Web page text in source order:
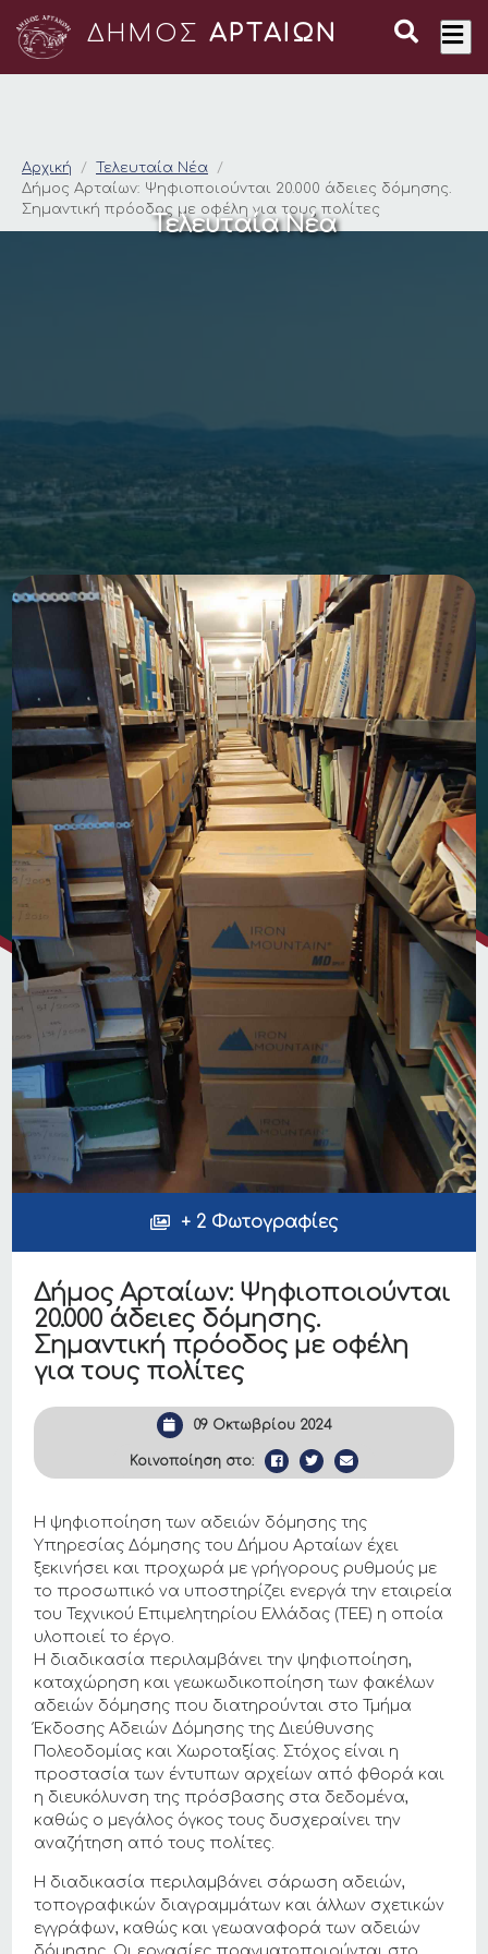
ΔΗΜΟΣ ΑΡΤΑΙΩΝ
Δήμος Αρταίων:
Αρχική
Τελευταία Νέα
Δήμος Αρταίων: Ψηφιοποιούνται 20.000 άδειες δόμησης.
Σημαντική πρόοδος με οφέλη για τους πολίτες
Τελευταία Νέα
+ 2 Φωτογραφίες
Δήμος Αρταίων: Ψηφιοποιούνται
20.000 άδειες δόμησης.
Σημαντική πρόοδος με οφέλη
για τους πολίτες
09 Οκτωβρίου 2024
Κοινοποίηση στο:
Η ψηφιοποίηση των αδειών δόμησης της
Υπηρεσίας Δόμησης του Δήμου Αρταίων έχει
ξεκινήσει και προχωρά με γρήγορους ρυθμούς με
το προσωπικό να υποστηρίζει ενεργά την εταιρεία
του Τεχνικού Επιμελητηρίου Ελλάδας (ΤΕΕ) η οποία
υλοποιεί το έργο.
Η διαδικασία περιλαμβάνει την ψηφιοποίηση,
καταχώρηση και γεωκωδικοποίηση των φακέλων
αδειών δόμησης που διατηρούνται στο Τμήμα
Έκδοσης Αδειών Δόμησης της Διεύθυνσης
Πολεοδομίας και Χωροταξίας. Στόχος είναι η
προστασία των έντυπων αρχείων από φθορά και
η διευκόλυνση της πρόσβασης στα δεδομένα,
καθώς ο μεγάλος όγκος τους δυσχεραίνει την
αναζήτηση από τους πολίτες.
Η διαδικασία περιλαμβάνει σάρωση αδειών,
τοπογραφικών διαγραμμάτων και άλλων σχετικών
εγγράφων, καθώς και γεωαναφορά των αδειών